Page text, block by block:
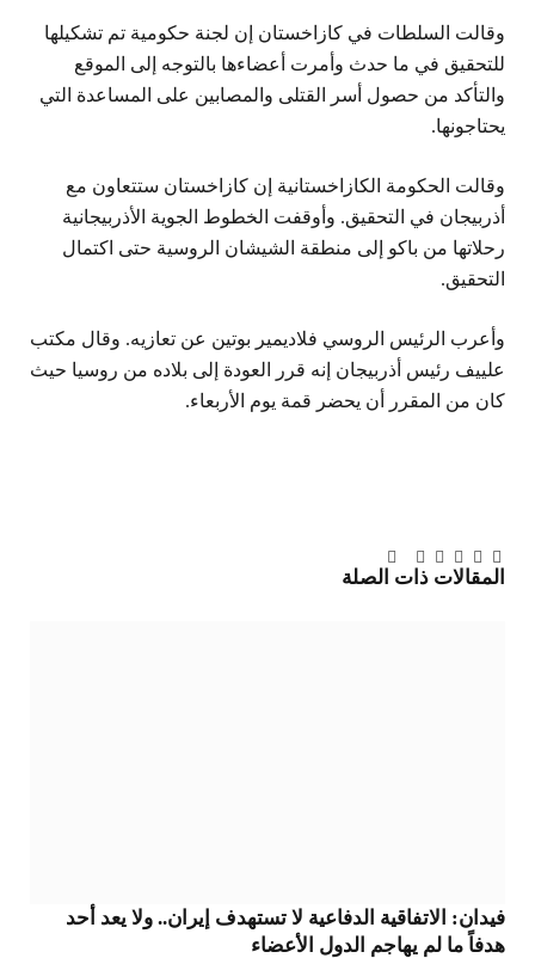
وقالت السلطات في كازاخستان إن لجنة حكومية تم تشكيلها
للتحقيق في ما حدث وأمرت أعضاءها بالتوجه إلى الموقع
والتأكد من حصول أسر القتلى والمصابين على المساعدة التي
يحتاجونها.
وقالت الحكومة الكازاخستانية إن كازاخستان ستتعاون مع
أذربيجان في التحقيق. وأوقفت الخطوط الجوية الأذربيجانية
رحلاتها من باكو إلى منطقة الشيشان الروسية حتى اكتمال
التحقيق.
وأعرب الرئيس الروسي فلاديمير بوتين عن تعازيه. وقال مكتب
علييف رئيس أذربيجان إنه قرر العودة إلى بلاده من روسيا حيث
كان من المقرر أن يحضر قمة يوم الأربعاء.
فيسبوك
تويتربينتيريست
لينكدإن
Tumblr
تيلقرام
البريد
الإلكتروني
المقالات ذات الصلة
فيدان: الاتفاقية الدفاعية لا تستهدف إيران.. ولا يعد أحد
هدفاً ما لم يهاجم الدول الأعضاء